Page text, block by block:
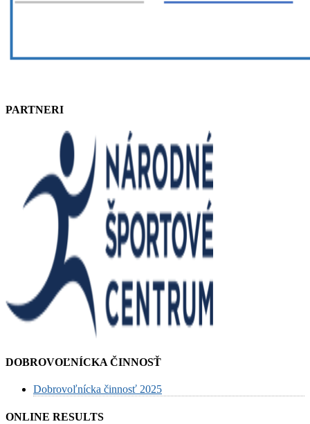
PARTNERI
DOBROVOĽNÍCKA ČINNOSŤ
Dobrovoľnícka činnosť 2025
ONLINE RESULTS